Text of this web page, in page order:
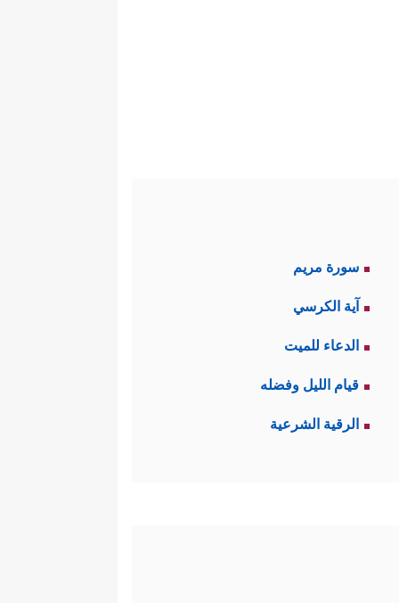
سورة مريم
آية الكرسي
الدعاء للميت
قيام الليل وفضله
الرقية الشرعية